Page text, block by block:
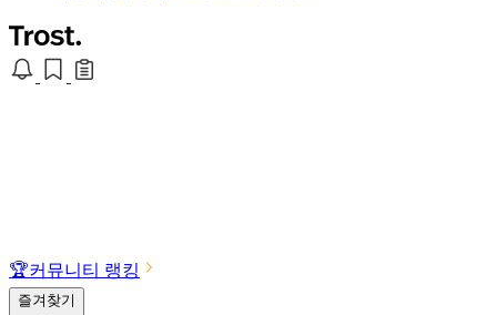
🏆커뮤니티 랭킹
즐겨찾기